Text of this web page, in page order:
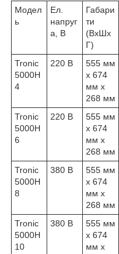
Модел
ь
Ел.
напруг
а, В
Габари
ти
(ВхШх
Г)
Tronic
5000H
4
220 В
555 мм
x 674
мм x
268 мм
Tronic
5000H
6
220 В
555 мм
x 674
мм x
268 мм
Tronic
5000H
8
380 В
555 мм
x 674
мм x
268 мм
Tronic
5000H
10
380 В
555 мм
x 674
мм x